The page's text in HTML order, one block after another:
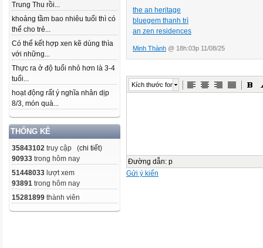
Trung Thu rồi...
khoảng tầm bao nhiêu tuổi thì có
thể cho trẻ...
Có thể kết hợp xen kẽ dùng thìa
với những...
Thực ra ở độ tuổi nhỏ hơn là 3-4
tuổi...
hoạt động rất ý nghĩa nhân dịp
8/3, món quà...
THỐNG KÊ
35843102 truy cập (chi tiết)
90933 trong hôm nay
51448033 lượt xem
93891 trong hôm nay
15281899 thành viên
the an heritage
bluegem thanh trì
an zen residences
Minh Thành @ 18h:03p 11/08/25
Kích thước font
Đường dẫn: p
Gửi ý kiến